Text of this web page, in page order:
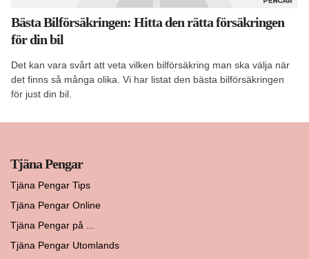
Bästa Bilförsäkringen: Hitta den rätta försäkringen
för din bil
Det kan vara svårt att veta vilken bilförsäkring man ska välja när
det finns så många olika. Vi har listat den bästa bilförsäkringen
för just din bil.
Tjäna Pengar
Tjäna Pengar Tips
Tjäna Pengar Online
Tjäna Pengar på ...
Tjäna Pengar Utomlands